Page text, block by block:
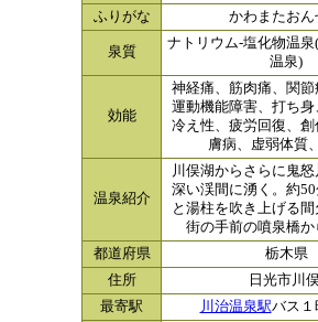
ふりがな
かわまたおん
泉質
ナトリウム-塩化物温
温泉)
効能
神経痛、筋肉痛、関節
運動機能障害、打ち身
冷え性、疲労回復、
膚病、虚弱体質
温泉紹介
川俣湖からさらに鬼怒
深い渓間に湧く。約
と湯柱を吹き上げる
街の手前の噴泉橋か
都道府県
栃木県
住所
日光市川
最寄駅
川治温泉駅バス１